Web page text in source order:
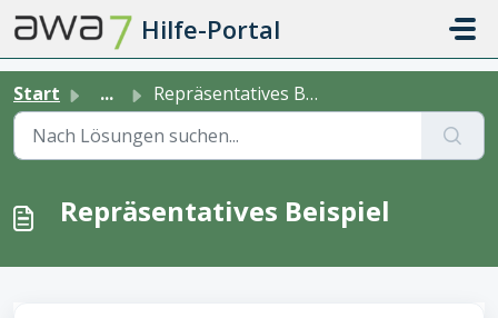
Zum hauptsächlichen Inhalt gehen
Hilfe-Portal
Start ... Repräsentatives Beispiel
Repräsentatives Beispiel